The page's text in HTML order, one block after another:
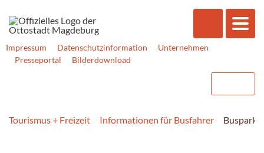
Impressum Datenschutzinformation
Unternehmen
Presseportal
Bilderdownload
Tourismus + Freizeit Informationen für Busfahrer